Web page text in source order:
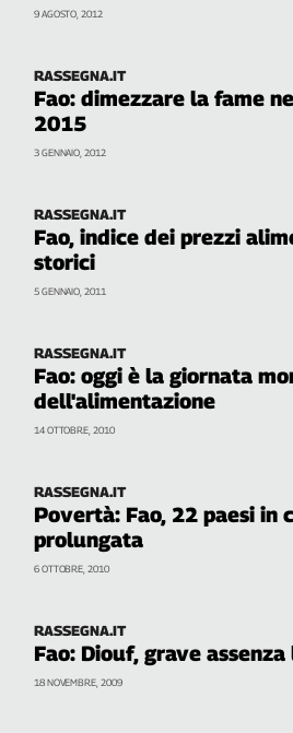
Contatti
La
Newsletter
Social
9 AGOSTO, 2012
RASSEGNA.IT
Fao: dimezzare la fame
2015
3 GENNAIO, 2012
RASSEGNA.IT
Fao, indice dei prezzi
storici
5 GENNAIO, 2011
RASSEGNA.IT
Fao: oggi è la giornata
dell'alimentazione
14 OTTOBRE, 2010
RASSEGNA.IT
Povertà: Fao, 22 paesi in
prolungata
6 OTTOBRE, 2010
RASSEGNA.IT
Fao: Diouf, grave
18 NOVEMBRE, 2009